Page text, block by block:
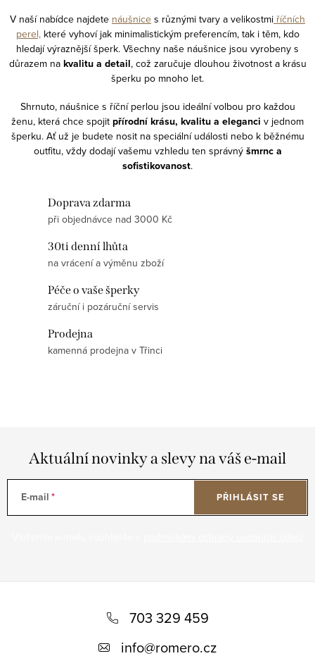
V naší nabídce najdete náušnice s různými tvary a velikostmi říčních
perel,které vyhoví jak minimalistickým preferencím, tak i těm, kdo
hledají výraznější šperk. Všechny naše náušnice jsou vyrobeny s
důrazem na kvalitu a detail, což zaručuje dlouhou životnost a krásu
šperku po mnoho let.
Shrnuto, náušnice s říční perlou jsou ideální volbou pro každou
ženu, která chce spojit přírodní krásu, kvalitu a eleganci v jednom
šperku. Ať už je budete nosit na speciální události nebo k běžnému
outfitu, vždy dodají vašemu vzhledu ten správný šmrnc a
sofistikovanost.
Doprava zdarma
při objednávce nad 3000 Kč
30ti denní lhůta
na vrácení a výměnu zboží
Péče o vaše šperky
záruční i pozáruční servis
Prodejna
kamenná prodejna v Třinci
Aktuální novinky a slevy na váš e-mail
E-mail PŘIHLÁSIT SE
703 329 459
info@romero.cz